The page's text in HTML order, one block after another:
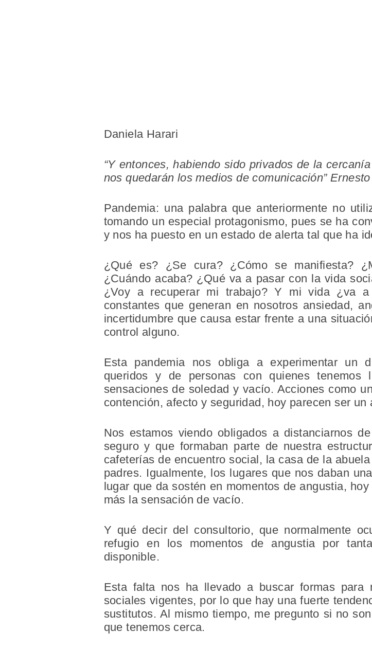
Daniela Harari
“Y entonces, habiendo sido privados de la
nos quedarán los medios de comunicación”
Pandemia: una palabra que anteriormente no
tomando un especial protagonismo, pues se ha
y nos ha puesto en un estado de alerta tal que ha
¿Qué es? ¿Se cura? ¿Cómo se manifiesta?
¿Cuándo acaba? ¿Qué va a pasar con la vida
¿Voy a recuperar mi trabajo? Y mi vida ¿va
constantes que generan en nosotros ansiedad,
incertidumbre que causa estar frente a una
control alguno.
Esta pandemia nos obliga a experimentar un
queridos y de personas con quienes tenemos
sensaciones de soledad y vacío. Acciones como
contención, afecto y seguridad, hoy parecen ser un
Nos estamos viendo obligados a distanciarnos
seguro y que formaban parte de nuestra
cafeterías de encuentro social, la casa de la
padres. Igualmente, los lugares que nos daban
lugar que da sostén en momentos de angustia,
más la sensación de vacío.
Y qué decir del consultorio, que normalmente
refugio en los momentos de angustia por
disponible.
Esta falta nos ha llevado a buscar formas para
sociales vigentes, por lo que hay una fuerte
sustitutos. Al mismo tiempo, me pregunto si no
que tenemos cerca.